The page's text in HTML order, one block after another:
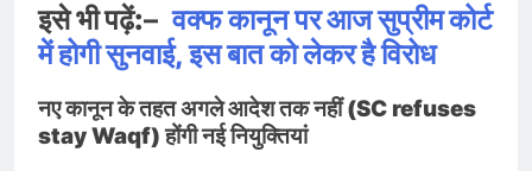
इसे भी पढ़ें:–वक्फ कानून पर आज सुप्रीम कोर्ट
में होगी सुनवाई, इस बात को लेकर है विरोध
नए कानून के तहत अगले आदेश तक नहीं (SC refuses
stay Waqf) होंगी नई नियुक्तियां